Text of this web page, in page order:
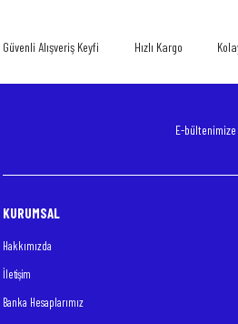
Ürün bilgilerinde hatalar bulunuyor.
Ürün fiyatı diğer sitelerden daha pahalı.
Güvenli Alışveriş Keyfi Hızlı Kargo
E-
KURUMSAL
Hakkımızda
İletişim
Banka Hesaplarımız